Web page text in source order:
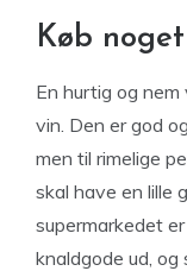
Køb
En hurtig og
vin. Den er god
men til rimelige
skal have en lille
supermarkedet
knaldgode ud,